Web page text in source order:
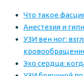
Что такое
Анестезия и
УЗИ вен ног:
Эхо сердца: